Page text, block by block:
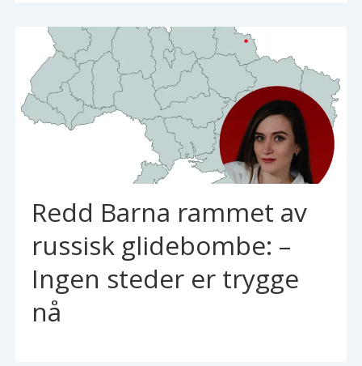
Redd Barna rammet av
russisk glidebombe: –
Ingen steder er trygge
nå